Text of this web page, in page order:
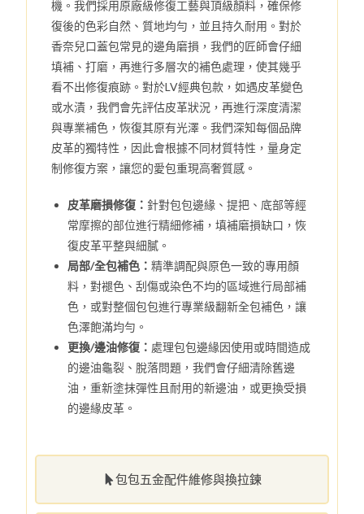
包包五金配件維修與換拉鍊
機。我們採用原廠級修復工藝與頂級顏料，確保修
復後的色彩自然、質地均勻，並且持久耐用。對於
香奈兒口蓋包常見的邊角磨損，我們的匠師會仔細
填補、打磨，再進行多層次的補色處理，使其幾乎
看不出修復痕跡。對於LV經典包款，如遇皮革變色
或水漬，我們會先評估皮革狀況，再進行深度清潔
與專業補色，恢復其原有光澤。我們深知每個品牌
皮革的獨特性，因此會根據不同材質特性，量身定
制修復方案，讓您的愛包重現高奢質感。
皮革磨損修復： 針對包包邊緣、提把、底部等經
常摩擦的部位進行精細修補，填補磨損缺口，恢
復皮革平整與細膩。
局部/全包補色：精準調配與原色一致的專用顏
料，對褪色、刮傷或染色不均的區域進行局部補
色，或對整個包包進行專業級翻新全包補色，讓
色澤飽滿均勻。
更換/邊油修復： 處理包包邊緣因使用或時間造成
的邊油龜裂、脫落問題，我們會仔細清除舊邊
油，重新塗抹彈性且耐用的新邊油，或更換受損
的邊緣皮革。